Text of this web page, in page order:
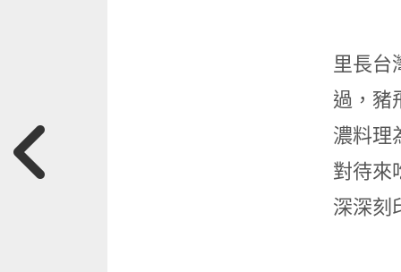
里長台
過，豬
濃料理
對待來
深深刻